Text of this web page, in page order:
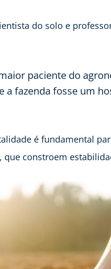
do solo e
paciente do
a fazenda fosse um
é fundamental
que constroem